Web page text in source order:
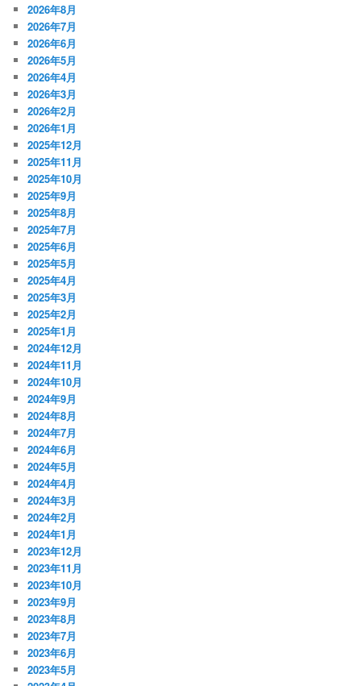
2026年8月
2026年7月
2026年6月
2026年5月
2026年4月
2026年3月
2026年2月
2026年1月
2025年12月
2025年11月
2025年10月
2025年9月
2025年8月
2025年7月
2025年6月
2025年5月
2025年4月
2025年3月
2025年2月
2025年1月
2024年12月
2024年11月
2024年10月
2024年9月
2024年8月
2024年7月
2024年6月
2024年5月
2024年4月
2024年3月
2024年2月
2024年1月
2023年12月
2023年11月
2023年10月
2023年9月
2023年8月
2023年7月
2023年6月
2023年5月